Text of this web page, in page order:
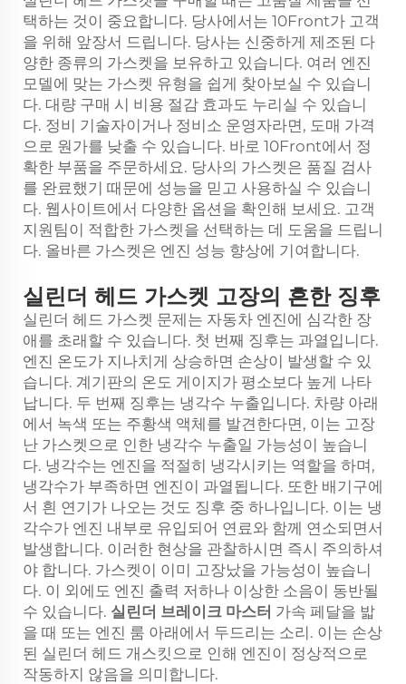
택하는 것이 중요합니다. 당사에서는 10Front가 고객
을 위해 앞장서 드립니다. 당사는 신중하게 제조된 다
양한 종류의 가스켓을 보유하고 있습니다. 여러 엔진
모델에 맞는 가스켓 유형을 쉽게 찾아보실 수 있습니
다. 대량 구매 시 비용 절감 효과도 누리실 수 있습니
다. 정비 기술자이거나 정비소 운영자라면, 도매 가격
으로 원가를 낮출 수 있습니다. 바로 10Front에서 정
확한 부품을 주문하세요. 당사의 가스켓은 품질 검사
를 완료했기 때문에 성능을 믿고 사용하실 수 있습니
다. 웹사이트에서 다양한 옵션을 확인해 보세요. 고객
지원팀이 적합한 가스켓을 선택하는 데 도움을 드립니
다. 올바른 가스켓은 엔진 성능 향상에 기여합니다.
실린더 헤드 가스켓 고장의 흔한 징후
실린더 헤드 가스켓 문제는 자동차 엔진에 심각한 장
애를 초래할 수 있습니다. 첫 번째 징후는 과열입니다.
엔진 온도가 지나치게 상승하면 손상이 발생할 수 있
습니다. 계기판의 온도 게이지가 평소보다 높게 나타
납니다. 두 번째 징후는 냉각수 누출입니다. 차량 아래
에서 녹색 또는 주황색 액체를 발견한다면, 이는 고장
난 가스켓으로 인한 냉각수 누출일 가능성이 높습니
다. 냉각수는 엔진을 적절히 냉각시키는 역할을 하며,
냉각수가 부족하면 엔진이 과열됩니다. 또한 배기구에
서 흰 연기가 나오는 것도 징후 중 하나입니다. 이는 냉
각수가 엔진 내부로 유입되어 연료와 함께 연소되면서
발생합니다. 이러한 현상을 관찰하시면 즉시 주의하셔
야 합니다. 가스켓이 이미 고장났을 가능성이 높습니
다. 이 외에도 엔진 출력 저하나 이상한 소음이 동반될
수 있습니다. 실린더 브레이크 마스터 가속 페달을 밟
을 때 또는 엔진 룸 아래에서 두드리는 소리. 이는 손상
된 실린더 헤드 개스킷으로 인해 엔진이 정상적으로
작동하지 않음을 의미합니다.